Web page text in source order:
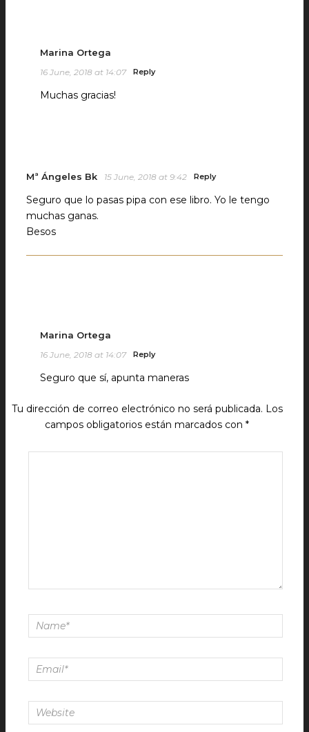
Marina Ortega
16 June, 2018 at 14:07 Reply
Muchas gracias!
Mª Ángeles Bk 15 June, 2018 at 9:42 Reply
Seguro que lo pasas pipa con ese libro. Yo le tengo
muchas ganas.
Besos
Marina Ortega
16 June, 2018 at 14:07 Reply
Seguro que sí, apunta maneras
Tu dirección de correo electrónico no será publicada. Los
campos obligatorios están marcados con*